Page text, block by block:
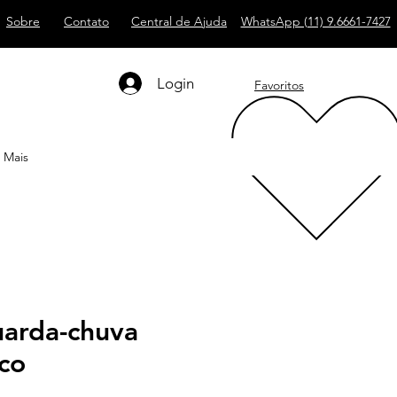
Sobre Contato Central de Ajuda WhatsApp (11) 9.6661-7427
Login Favoritos
Mais
chuva